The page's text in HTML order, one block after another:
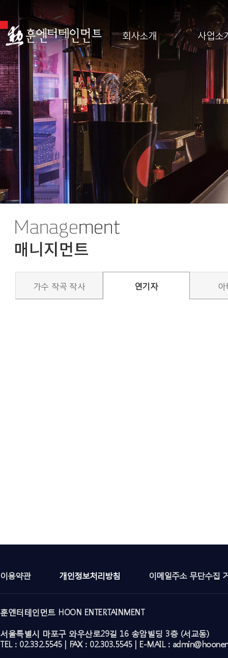
회사소개 사업소
가수 작곡 작사 연기자 아
이용약관 개인정보처리방침 이메일주소 무단수집
훈엔터테인먼트 HOON ENTERTAINMENT
서울특별시 마포구 와우산로29길 16 송암빌딩 3층 (서교동)
TEL : 02.332.5545 | FAX : 02.303.5545 | E-MAIL :